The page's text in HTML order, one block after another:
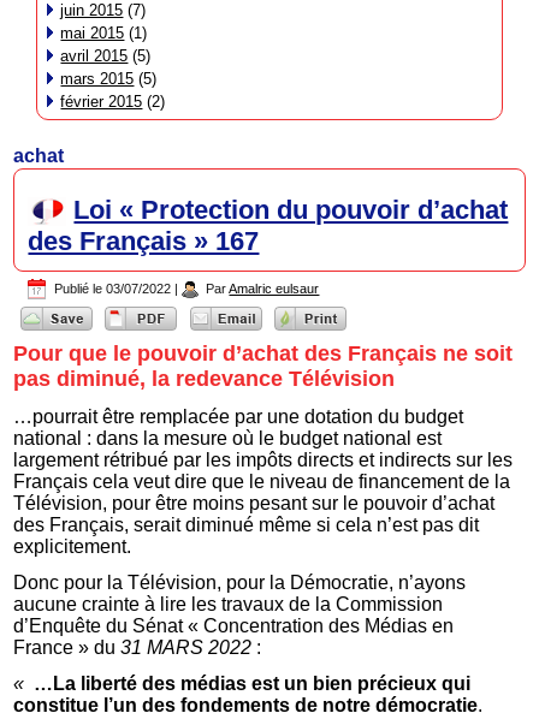
juin 2015 (7)
mai 2015 (1)
avril 2015 (5)
mars 2015 (5)
février 2015 (2)
achat
Loi « Protection du pouvoir d’achat
des Français » 167
Publié le 03/07/2022 | Par Amalric eulsaur
Pour que le pouvoir d’achat des Français ne soit
pas diminué, la redevance Télévision
…pourrait être remplacée par une dotation du budget
national : dans la mesure où le budget national est
largement rétribué par les impôts directs et indirects sur les
Français cela veut dire que le niveau de financement de la
Télévision, pour être moins pesant sur le pouvoir d’achat
des Français, serait diminué même si cela n’est pas dit
explicitement.
Donc pour la Télévision, pour la Démocratie, n’ayons
aucune crainte à lire les travaux de la Commission
d’Enquête du Sénat « Concentration des Médias en
France » du31 MARS 2022 :
« …La liberté des médias est un bien précieux qui
constitue l’un des fondements de notre démocratie.